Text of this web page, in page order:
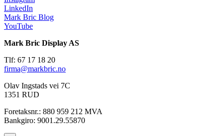
LinkedIn
Mark Bric Blog
YouTube
Mark Bric Display AS
Tlf: 67 17 18 20
firma@markbric.no
Olav Ingstads vei 7C
1351 RUD
Foretaksnr.: 880 959 212 MVA
Bankgiro: 9001.29.55870